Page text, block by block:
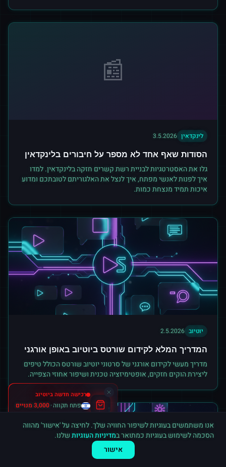
📰
לינקדאין 3.5.2026
הסודות שאף אחד לא מספר על חיבורים בלינקדאין
גלו את האסטרטגיות לבניית רשת קשרים חזקה בלינקדאין. למדו
איך לפנות לאנשי מפתח, איך לנצל את האלגוריתם לטובתכם ומדוע
איכות תמיד מנצחת כמות.
יוטיוב 2.5.2026
המדריך המלא לקידום שורטס ביוטיוב באופן אורגני
מדריך מעשי לקידום אורגני של סרטוני יוטיוב שורטס הכולל טיפים
ליצירת הוקים חזקים, אופטימיזציה טכנית ושיפור אחוזי הצפייה.
אנו משתמשים בעוגיות לשיפור החוויה שלך. לחיצה על 'אישור' מהווה
הסכמה לשימוש בעוגיות כמתואר במדיניות העוגיותשלנו.
אישור